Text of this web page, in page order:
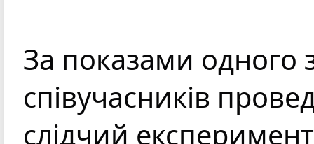
За показами одного
співучасників
слідчий